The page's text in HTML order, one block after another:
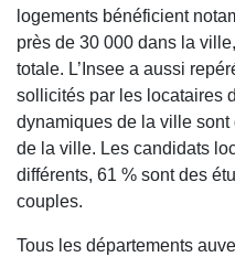
logements bénéficient
près de 30 000 dans la
totale. L’Insee a aussi
sollicités par les locataires
dynamiques de la ville
de la ville. Les candidats
différents, 61 % sont des
couples.
Tous les départements